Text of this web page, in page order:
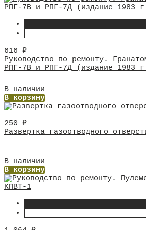
616 ₽
Руководство по ремонту.
РПГ-7В и РПГ-7Д (издание 1983
В наличии
В корзину
250 ₽
Развертка газоотводного
В наличии
В корзину